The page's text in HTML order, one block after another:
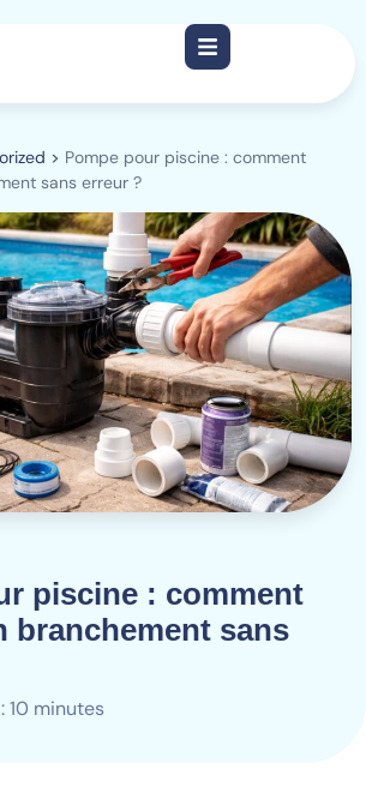
> Pompe pour piscine : comment
sans erreur ?
piscine : comment
branchement sans
10 minutes